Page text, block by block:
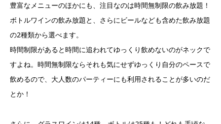
豊富なメニューのほかにも、注目なのは時間無制限の飲み放題！
ボトルワインの飲み放題と、さらにビールなども含めた飲み放題
の2種類から選べます。
時間制限があると時間に追われてゆっくり飲めないのがネックで
すよね。時間無制限ならそれも気にせずゆっくり自分のペースで
飲めるので、大人数のパーティーにも利用されることが多いのだ
とか！